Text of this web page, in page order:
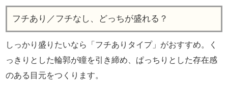
フチあり／フチなし、どっちが盛れる？
しっかり盛りたいなら「フチありタイプ」がおすすめ。く
っきりとした輪郭が瞳を引き締め、ぱっちりとした存在感
のある目元をつくります。